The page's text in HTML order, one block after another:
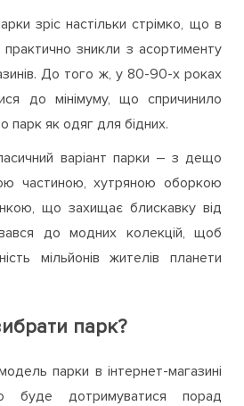
зріс настільки стрімко, що в
зникли з асортименту
До того ж, у 80-90-х роках
до мінімуму, що спричинило
парк як одяг для бідних.
варіант парки – з дещо
частиною, хутряною оборкою
що захищає блискавку від
до модних колекцій, щоб
мільйонів жителів планети
парк?
парки в інтернет-магазині
буде дотримуватися порад